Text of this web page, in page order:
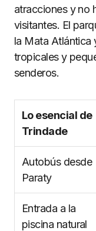
atracciones y no
visitantes. El
la Mata Atlántica
tropicales y
senderos.
Lo esencial de
Trindade
Autobús desde
Paraty
Entrada a la
piscina natural